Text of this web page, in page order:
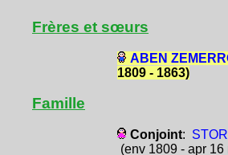
Frères et sœurs
ABEN
1809 - 1863)
Famille
Conjoint:
(env 1809 - apr 16